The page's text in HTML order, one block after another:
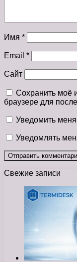
Имя *
Email *
Сайт
Сохранить моё
браузере для
Уведомить
Уведомлять
Свежие записи